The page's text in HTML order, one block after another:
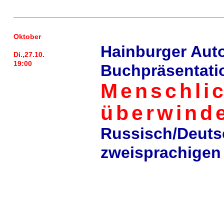
Oktober
Di.,27.10.
19:00
Hainburger
Russisch/